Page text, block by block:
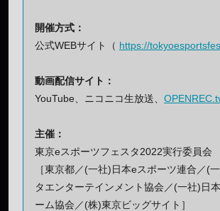
開催方式：
公式WEBサイト（ https://
動画配信サイト：
YouTube、ニコニコ生放送、
主催：
東京eスポーツフェスタ2022実行委員会
［東京都／(一社)日本eスポーツ連合／(
タエンターテインメント協会／(一社)日
ーム協会／(株)東京ビッグサイト］